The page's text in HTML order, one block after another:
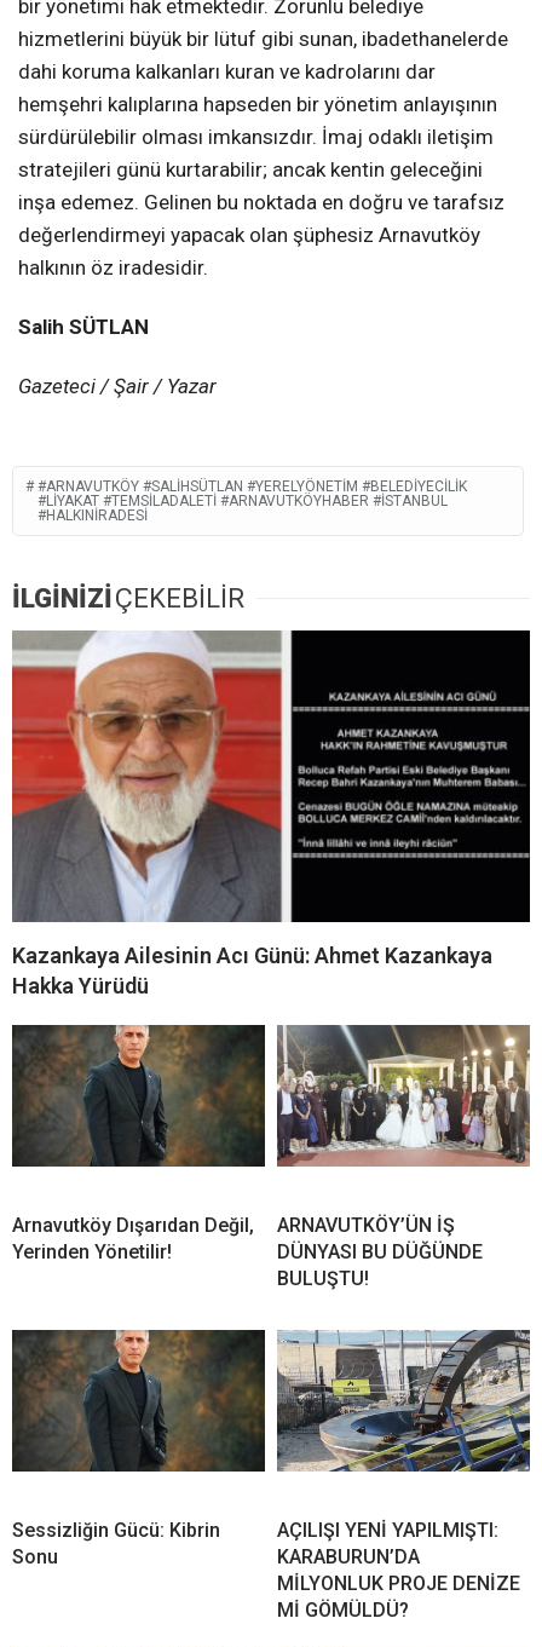
bir yönetimi hak etmektedir. Zorunlu belediye
hizmetlerini büyük bir lütuf gibi sunan, ibadethanelerde
dahi koruma kalkanları kuran ve kadrolarını dar
hemşehri kalıplarına hapseden bir yönetim anlayışının
sürdürülebilir olması imkansızdır. İmaj odaklı iletişim
stratejileri günü kurtarabilir; ancak kentin geleceğini
inşa edemez. Gelinen bu noktada en doğru ve tarafsız
değerlendirmeyi yapacak olan şüphesiz Arnavutköy
halkının öz iradesidir.
Salih SÜTLAN
Gazeteci / Şair / Yazar
#ARNAVUTKÖY #SALIHSÜTLAN #YERELYÖNETIM #BELEDIYECILIK
#LIYAKAT #TEMSILADALETI #ARNAVUTKÖYHABER #İSTANBUL
#HALKINİRADESI
İLGİNİZİÇEKEBİLİR
Kazankaya Ailesinin Acı Günü: Ahmet Kazankaya
Hakka Yürüdü
Arnavutköy Dışarıdan Değil,
Yerinden Yönetilir!
ARNAVUTKÖY’ÜN İŞ
DÜNYASI BU DÜĞÜNDE
BULUŞTU!
Sessizliğin Gücü: Kibrin
Sonu
AÇILIŞI YENİ YAPILMIŞTI:
KARABURUN’DA
MİLYONLUK PROJE DENİZE
Mİ GÖMÜLDÜ?